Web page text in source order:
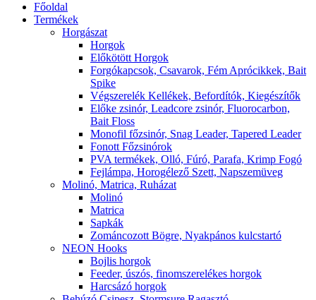
Főoldal
Termékek
Horgászat
Horgok
Előkötött Horgok
Forgókapcsok, Csavarok, Fém Aprócikkek, Bait
Spike
Végszerelék Kellékek, Befordítók, Kiegészítők
Előke zsinór, Leadcore zsinór, Fluorocarbon,
Bait Floss
Monofil főzsinór, Snag Leader, Tapered Leader
Fonott Főzsinórok
PVA termékek, Olló, Fúró, Parafa, Krimp Fogó
Fejlámpa, Horogélező Szett, Napszemüveg
Molinó, Matrica, Ruházat
Molinó
Matrica
Sapkák
Zománcozott Bögre, Nyakpános kulcstartó
NEON Hooks
Bojlis horgok
Feeder, úszós, finomszerelékes horgok
Harcsázó horgok